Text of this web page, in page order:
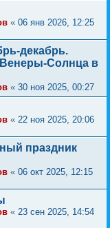
« 06 янв 2026, 12:25
декабрь.
Солнца в
« 30 ноя 2025, 00:27
« 22 ноя 2025, 20:06
праздник
« 06 окт 2025, 12:15
« 23 сен 2025, 14:54